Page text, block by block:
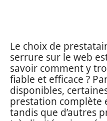
Le choix de
serrure sur le web
savoir comment y
fiable et efficace ?
disponibles,
prestation complète
tandis que d’autres